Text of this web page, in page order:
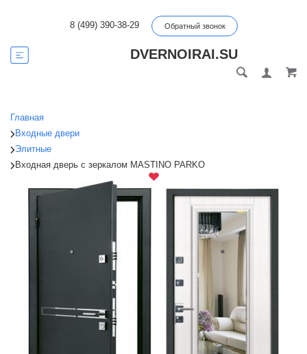
8 (499) 390-38-29 Обратный звонок
DVERNOIRAI.SU
Главная
Входные двери
Элитные
Входная дверь с зеркалом MASTINO PARKO